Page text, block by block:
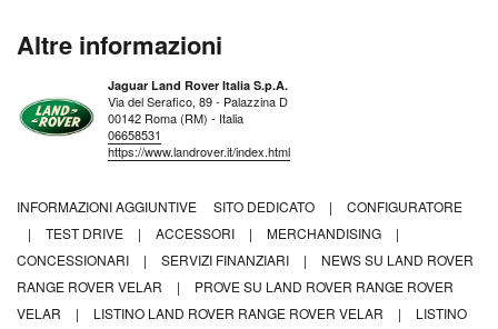
Altre informazioni
Jaguar Land Rover Italia S.p.A.
Via del Serafico, 89 - Palazzina D
00142 Roma (RM) - Italia
06658531
https://www.landrover.it/index.html
INFORMAZIONI AGGIUNTIVE SITO DEDICATO |
CONFIGURATORE
|
TEST DRIVE | ACCESSORI | MERCHANDISING
|
CONCESSIONARI
| SERVIZI FINANZIARI |
NEWS SU LAND ROVER
RANGE ROVER VELAR
|
PROVE SU LAND ROVER RANGE ROVER
VELAR
| LISTINO LAND ROVER RANGE ROVER VELAR |
LISTINO